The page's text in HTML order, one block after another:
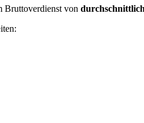
Bruttoverdienst von durchschnittlich